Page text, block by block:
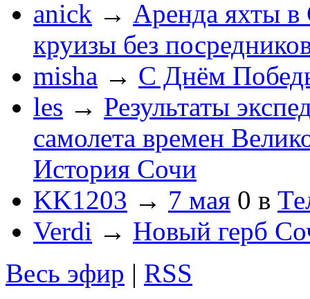
anick → Аренда яхты в
круизы без
misha → С Днём
les → Результаты
самолета времен
История Сочи
KK1203 → 7 мая 0 в
Verdi → Новый герб
Весь эфир | RSS